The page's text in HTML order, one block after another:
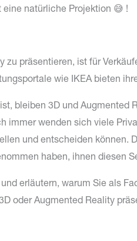
natürliche Projektion 😅 !
präsentieren, ist für
wie IKEA bieten
bleiben 3D und Augmented
immer wenden sich viele
und entscheiden können.
haben, ihnen diesen
erläutern, warum Sie als
oder Augmented Reality